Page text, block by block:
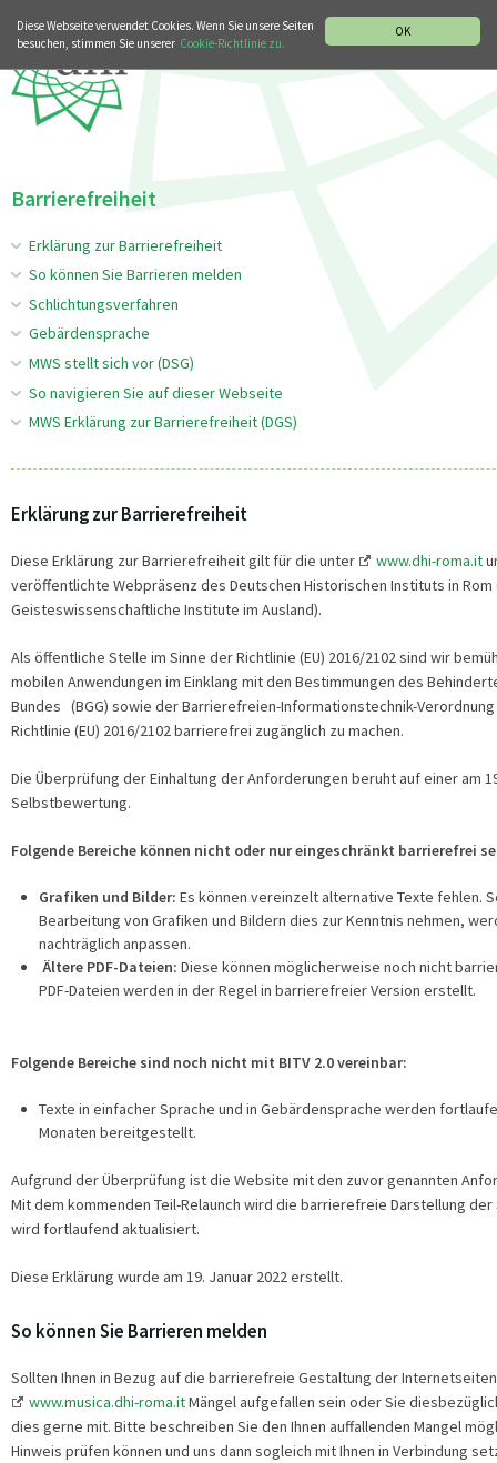
OK
Diese Webseite verwendet Cookies. Wenn Sie unsere Seiten
besuchen, stimmen Sie unserer Cookie-Richtlinie zu.
Barrierefreiheit
Erklärung zur Barrierefreiheit
So können Sie Barrieren melden
Schlichtungsverfahren
Gebärdensprache
MWS stellt sich vor (DSG)
So navigieren Sie auf dieser Webseite
MWS Erklärung zur Barrierefreiheit (DGS)
Erklärung zur Barrierefreiheit
Diese Erklärung zur Barrierefreiheit gilt für die unter www.dhi-roma.it
veröffentlichte Webpräsenz des Deutschen Historischen Instituts in Rom
Geisteswissenschaftliche Institute im Ausland).
Als öffentliche Stelle im Sinne der Richtlinie (EU) 2016/2102 sind wir
mobilen Anwendungen im Einklang mit den Bestimmungen des
Bundes (BGG) sowie der Barrierefreien-Informationstechnik-Verordnung
Richtlinie (EU) 2016/2102 barrierefrei zugänglich zu machen.
Die Überprüfung der Einhaltung der Anforderungen beruht auf einer am
Selbstbewertung.
Folgende Bereiche können nicht oder nur eingeschränkt barrierefrei
Grafiken und Bilder: Es können vereinzelt alternative Texte fehlen.
Bearbeitung von Grafiken und Bildern dies zur Kenntnis nehmen,
nachträglich anpassen.
Ältere PDF-Dateien: Diese können möglicherweise noch nicht
PDF-Dateien werden in der Regel in barrierefreier Version erstellt.
Folgende Bereiche sind noch nicht mit BITV 2.0 vereinbar:
Texte in einfacher Sprache und in Gebärdensprache werden
Monaten bereitgestellt.
Aufgrund der Überprüfung ist die Website mit den zuvor genannten
Mit dem kommenden Teil-Relaunch wird die barrierefreie Darstellung
wird fortlaufend aktualisiert.
Diese Erklärung wurde am 19. Januar 2022 erstellt.
So können Sie Barrieren melden
Sollten Ihnen in Bezug auf die barrierefreie Gestaltung der
www.musica.dhi-roma.itMängel aufgefallen sein oder Sie
dies gerne mit. Bitte beschreiben Sie den Ihnen auffallenden Mangel
Hinweis prüfen können und uns dann sogleich mit Ihnen in Verbindung